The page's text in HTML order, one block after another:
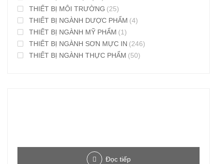
THIẾT BỊ MÔI TRƯỜNG (25)
THIẾT BỊ NGÀNH DƯỢC PHẨM (4)
THIẾT BỊ NGÀNH MỸ PHẨM (1)
THIẾT BỊ NGÀNH SƠN MỰC IN (246)
THIẾT BỊ NGÀNH THỰC PHẨM (50)
Đọc tiếp